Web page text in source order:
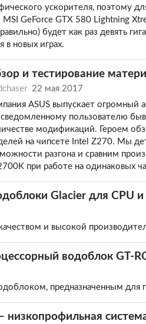
ускорителя, поэтому
MSI GeForce GTX 580 Lightning
будет как раз девять
в новых играх.
и тестирование
22 мая 2017
ASUS выпускает огромный
пользователю
модификаций. Героем
на чипсете Intel Z270. Мы
разгона и сравним
при работе на одинаковых
Glacier для CPU и
и высокой
водоблок GT-
предназначенным для
низкопрофильная